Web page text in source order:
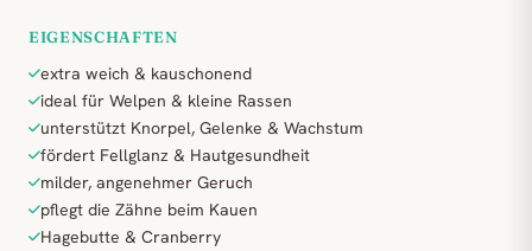
EIGENSCHAFTEN
extra weich & kauschonend
ideal für Welpen & kleine Rassen
unterstützt Knorpel, Gelenke & Wachstum
fördert Fellglanz & Hautgesundheit
milder, angenehmer Geruch
pflegt die Zähne beim Kauen
Hagebutte & Cranberry